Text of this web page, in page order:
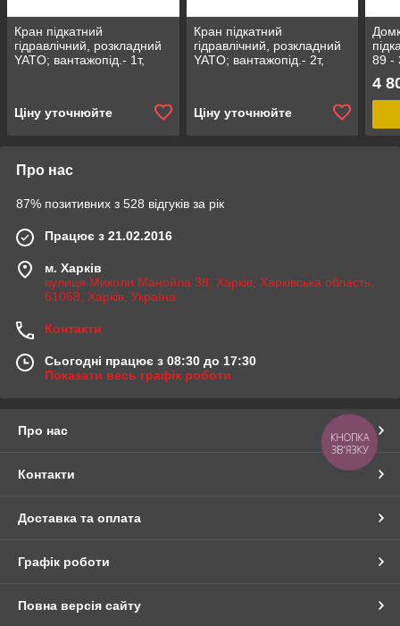
Кран підкатний
гідравлічний, розкладний
YATO; вантажопід.- 1т,
Ціну уточнюйте
Кран підкатний
гідравлічний, розкладний
YATO; вантажопід.- 2т,
Ціну уточнюйте
89 -
4
Про нас
87% позитивних з 528 відгуків за рік
Працює з 21.02.2016
м. Харків
вулиця Миколи Манойла 38, Харків, Харківська область,
61068, Харків, Україна
Контакти
Сьогодні працює з 08:30 до 17:30
Показати весь графік роботи
Про нас
Контакти
Доставка та оплата
Графік роботи
Повна версія сайту
КНОПКА
ЗВ'ЯЗКУ